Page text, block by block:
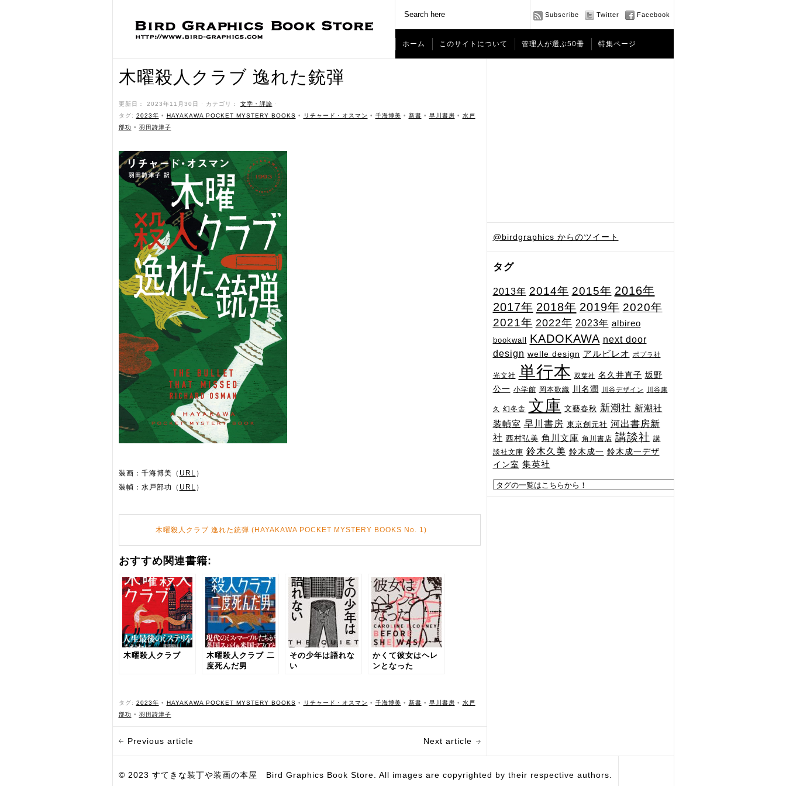
Subscribe Twitter Facebook
ホーム このサイトについて 管理人が選ぶ50冊 特集ページ
@birdgraphics からのツイート
タグ
2013年 2014年 2015年 2016年
2017年 2018年 2019年 2020年
2021年 2022年 2023年 albireo
bookwall KADOKAWA next door
design welle design アルビレオ ポプラ社
光文社 単行本 双葉社 名久井直子 坂野
公一 小学館 岡本歌織 川名潤 川谷デザイン 川谷康
久 幻冬舎 文庫 文藝春秋 新潮社 新潮社
装幀室 早川書房 東京創元社 河出書房新
社 西村弘美 角川文庫 角川書店 講談社 講
談社文庫 鈴木久美 鈴木成一 鈴木成一デザ
イン室 集英社
木曜殺人クラブ 逸れた銃弾
更新日： 2023年11月30日 ˑ カテゴリ： 文学・評論 ˑ
タグ: 2023年 • HAYAKAWA POCKET MYSTERY BOOKS • リチャード・オスマン • 千海博美 • 新書 • 早川書房 • 水戸
部功 • 羽田詩津子
装画：千海博美（ URL ）
装幀：水戸部功（ URL ）
木曜殺人クラブ 逸れた銃弾 (HAYAKAWA POCKET MYSTERY BOOKS No. 1)
おすすめ関連書籍:
木曜殺人クラブ
木曜殺人クラブ 二
度死んだ男
その少年は語れな
い
かくて彼女はヘレ
ンとなった
タグ: 2023年 • HAYAKAWA POCKET MYSTERY BOOKS • リチャード・オスマン • 千海博美 • 新書 • 早川書房 • 水戸
部功 • 羽田詩津子
Previous article Next article
© 2023 すてきな装丁や装画の本屋 Bird Graphics Book Store. All images are copyrighted by their respective authors.